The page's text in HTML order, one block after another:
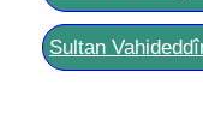
Sultan